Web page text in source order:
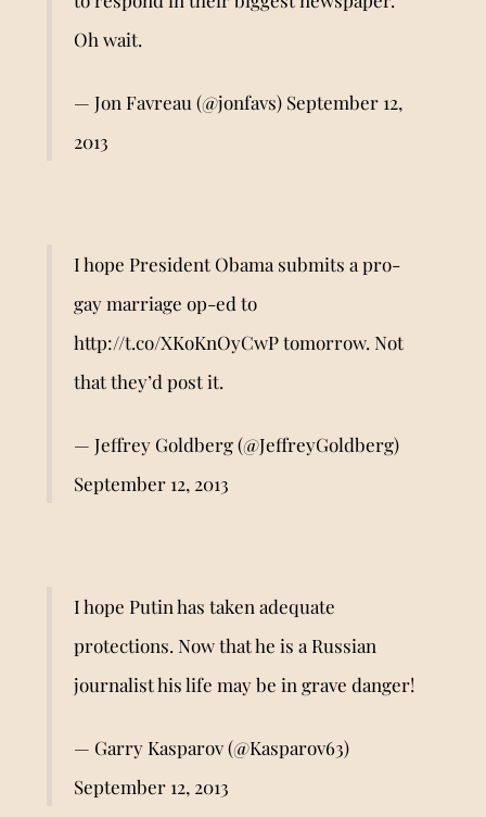
Oh wait.
— Jon Favreau (@jonfavs) September 12,
2013
I hope President Obama submits a pro-
gay marriage op-ed to
http://t.co/XKoKnOyCwPtomorrow. Not
that they’d post it.
— Jeffrey Goldberg (@JeffreyGoldberg)
September 12, 2013
I hope Putin has taken adequate
protections. Now that he is a Russian
journalist his life may be in grave danger!
— Garry Kasparov (@Kasparov63)
September 12, 2013